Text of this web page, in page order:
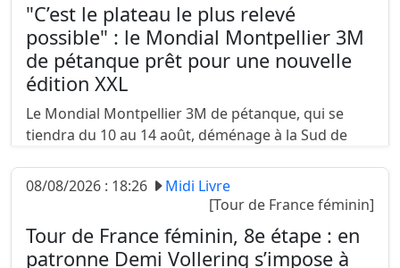
atypique qui est la conséquence......
"C’est le plateau le plus relevé
possible" : le Mondial Montpellier 3M
de pétanque prêt pour une nouvelle
édition XXL
Le Mondial Montpellier 3M de pétanque, qui se
tiendra du 10 au 14 août, déménage à la Sud de
Présentation de cette 10e édition avec son
principal organisateur, Marcel......
08/08/2026 : 18:26
Midi Livre
[Tour de France féminin]
Tour de France féminin, 8e étape : en
patronne Demi Vollering s’impose à